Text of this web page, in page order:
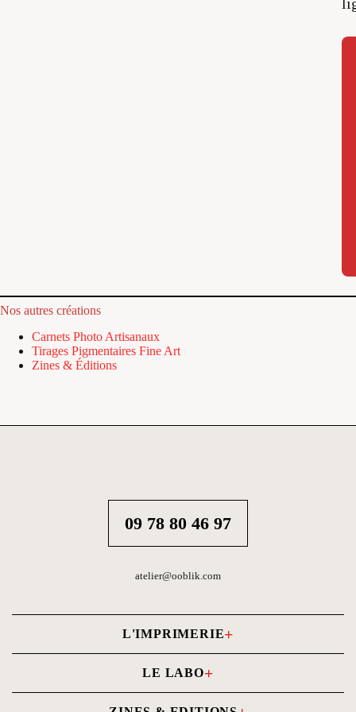
Nos autres créations
Carnets Photo Artisanaux
Tirages Pigmentaires Fine Art
Zines & Éditions
09 78 80 46 97
atelier@ooblik.com
L'IMPRIMERIE
Carnets photo
Livres photo
LE LABO
Tirages photo